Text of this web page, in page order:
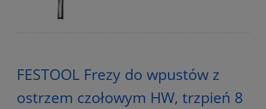
FESTOOL Frezy do wpustów z
ostrzem czołowym HW, trzpień 8